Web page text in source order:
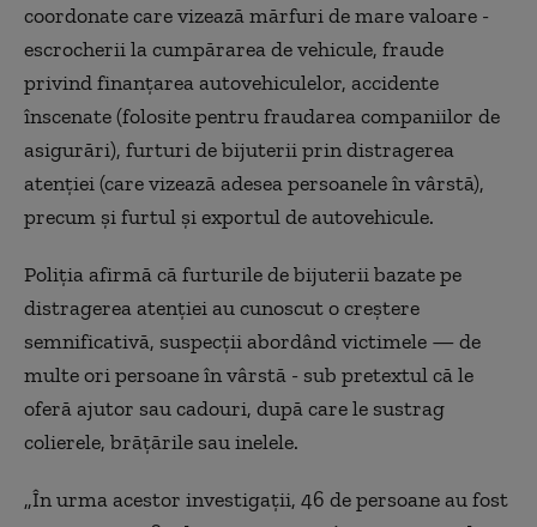
coordonate care vizează mărfuri de mare valoare -
escrocherii la cumpărarea de vehicule, fraude
privind finanţarea autovehiculelor, accidente
înscenate (folosite pentru fraudarea companiilor de
asigurări), furturi de bijuterii prin distragerea
atenţiei (care vizează adesea persoanele în vârstă),
precum şi furtul şi exportul de autovehicule.
Poliţia afirmă că furturile de bijuterii bazate pe
distragerea atenţiei au cunoscut o creştere
semnificativă, suspecţii abordând victimele — de
multe ori persoane în vârstă - sub pretextul că le
oferă ajutor sau cadouri, după care le sustrag
colierele, brăţările sau inelele.
„În urma acestor investigaţii, 46 de persoane au fost